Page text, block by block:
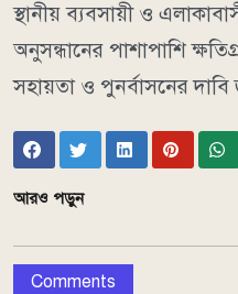
স্থানীয় ব্যবসায়ী ও
অনুসন্ধানের পাশাপাশি
সহায়তা ও পুনর্বাসনের দাবি
আরও পড়ুন
Comments